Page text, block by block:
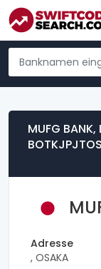
MUFG
Adresse
, OSAKA